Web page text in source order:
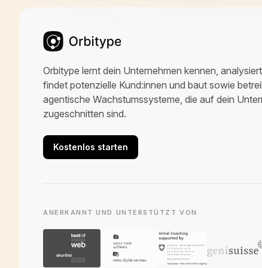
Orbitype lernt dein Unternehmen kennen,
findet potenzielle Kund:innen und baut sowie
agentische Wachstumssysteme, die auf dein
zugeschnitten sind.
Kostenlos starten
ANERKANNT UND UNTERSTÜTZT VON